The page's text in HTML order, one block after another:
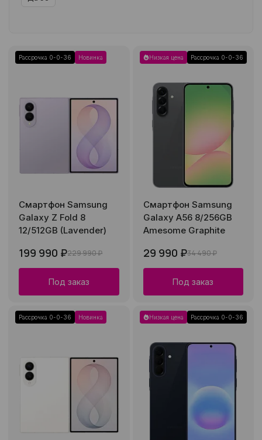
Рассрочка 0-0-36 Новинка
Смартфон Samsung
Galaxy Z Fold 8
12/512GB (Lavender)
199 990 ₽229 990 ₽
Под заказ
Низкая цена Рассрочка 0-0-36
Смартфон Samsung
Galaxy A56 8/256GB
Amesome Graphite
29 990 ₽34 490 ₽
Под заказ
Рассрочка 0-0-36 Новинка Низкая цена Рассрочка 0-0-36